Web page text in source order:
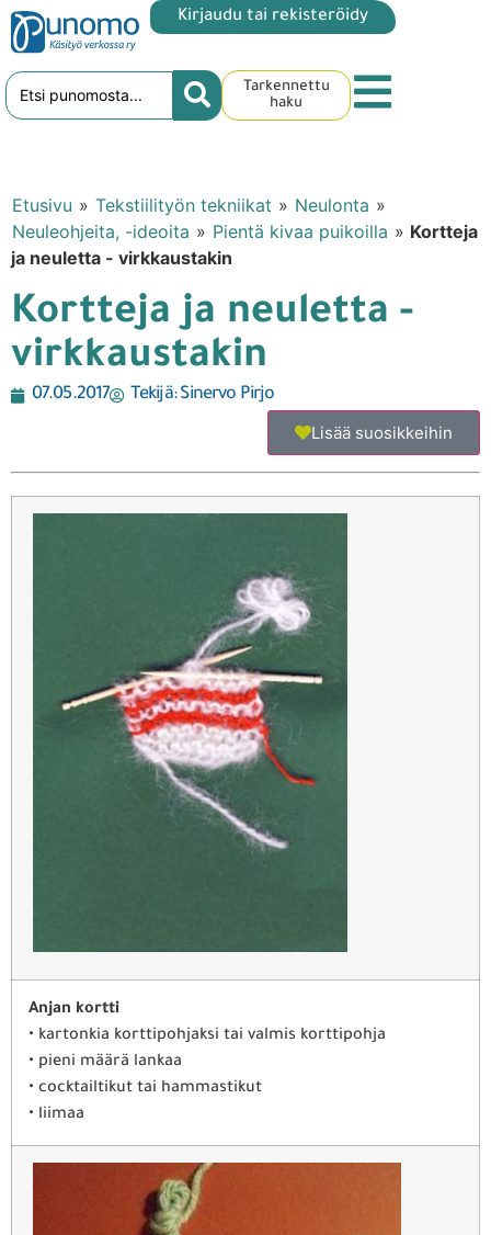
Kirjaudu tai rekisteröidy
Tarkennettu
haku
Etusivu » Tekstiilityön tekniikat » Neulonta »
Neuleohjeita, -ideoita » Pientä kivaa puikoilla » Kortteja
ja neuletta - virkkaustakin
Kortteja ja neuletta -
virkkaustakin
07.05.2017 Tekijä:Sinervo Pirjo
Lisää suosikkeihin
Anjan kortti
• kartonkia korttipohjaksi tai valmis korttipohja
• pieni määrä lankaa
• cocktailtikut tai hammastikut
• liimaa